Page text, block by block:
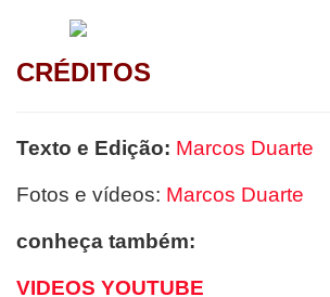
CRÉDITOS
Texto e Edição: Marcos Duarte
Fotos e vídeos: Marcos Duarte
conheça também:
VIDEOS YOUTUBE